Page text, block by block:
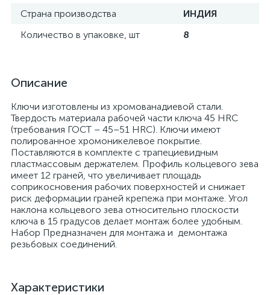
Страна производства
ИНДИЯ
Количество в упаковке, шт
8
Описание
Ключи изготовлены из хромованадиевой стали.
Твердость материала рабочей части ключа 45 HRC
(требования ГОСТ – 45–51 HRC). Ключи имеют
полированное хромоникелевое покрытие.
Поставляются в комплекте с трапециевидным
пластмассовым держателем. Профиль кольцевого зева
имеет 12 граней, что увеличивает площадь
соприкосновения рабочих поверхностей и снижает
риск деформации граней крепежа при монтаже. Угол
наклона кольцевого зева относительно плоскости
ключа в 15 градусов делает монтаж более удобным.
Набор Предназначен для монтажа и демонтажа
резьбовых соединений.
Характеристики